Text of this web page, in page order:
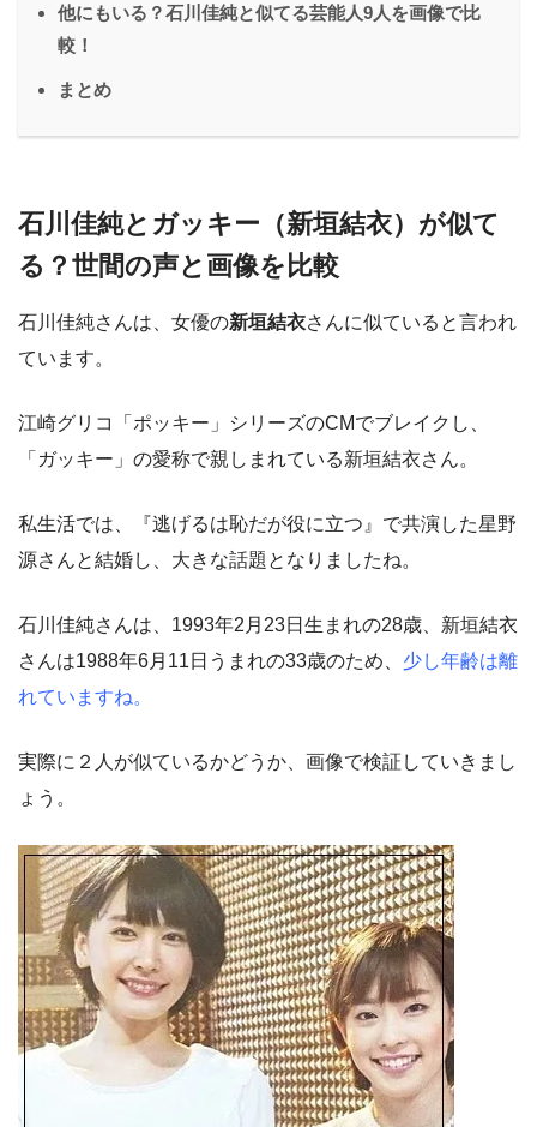
他にもいる？石川佳純と似てる芸能人9人を画像で比
較！
まとめ
石川佳純とガッキー（新垣結衣）が似て
る？世間の声と画像を比較
石川佳純さんは、女優の新垣結衣さんに似ていると言われ
ています。
江崎グリコ「ポッキー」シリーズのCMでブレイクし、
「ガッキー」の愛称で親しまれている新垣結衣さん。
私生活では、『逃げるは恥だが役に立つ』で共演した星野
源さんと結婚し、大きな話題となりましたね。
石川佳純さんは、1993年2月23日生まれの28歳、新垣結衣
さんは1988年6月11日うまれの33歳のため、 少し年齢は離
れていますね。
実際に２人が似ているかどうか、画像で検証していきまし
ょう。